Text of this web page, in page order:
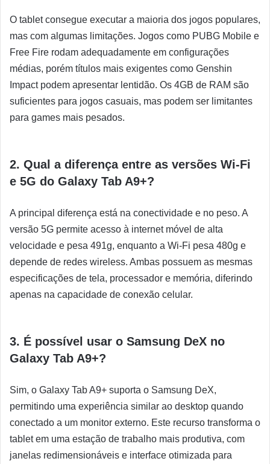
O tablet consegue executar a maioria dos jogos populares,
mas com algumas limitações. Jogos como PUBG Mobile e
Free Fire rodam adequadamente em configurações
médias, porém títulos mais exigentes como Genshin
Impact podem apresentar lentidão. Os 4GB de RAM são
suficientes para jogos casuais, mas podem ser limitantes
para games mais pesados.
2. Qual a diferença entre as versões Wi-Fi
e 5G do Galaxy Tab A9+?
A principal diferença está na conectividade e no peso. A
versão 5G permite acesso à internet móvel de alta
velocidade e pesa 491g, enquanto a Wi-Fi pesa 480g e
depende de redes wireless. Ambas possuem as mesmas
especificações de tela, processador e memória, diferindo
apenas na capacidade de conexão celular.
3. É possível usar o Samsung DeX no
Galaxy Tab A9+?
Sim, o Galaxy Tab A9+ suporta o Samsung DeX,
permitindo uma experiência similar ao desktop quando
conectado a um monitor externo. Este recurso transforma o
tablet em uma estação de trabalho mais produtiva, com
janelas redimensionáveis e interface otimizada para